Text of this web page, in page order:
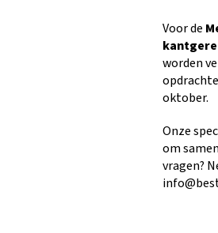
Voor de
worden
oktober.
Onze
om
vragen?